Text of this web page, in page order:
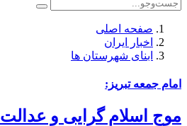
صفحه اصلی
اخبار ایران
ابنای شهرستان ها
امام جمعه تبریز:
موج اسلام گرایی و